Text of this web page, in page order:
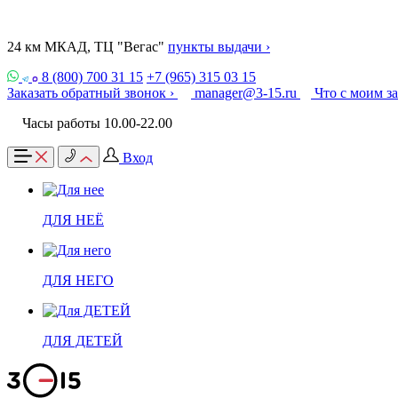
24 км МКАД, ТЦ "Вегас" пункты выдачи ›
8 (800) 700 31 15 +7 (965) 315 03 15
Заказать обратный звонок ›
manager@3-15.ru
Что с моим
Часы работы 10.00-22.00
Вход
ДЛЯ НЕЁ
ДЛЯ НЕГО
ДЛЯ ДЕТЕЙ